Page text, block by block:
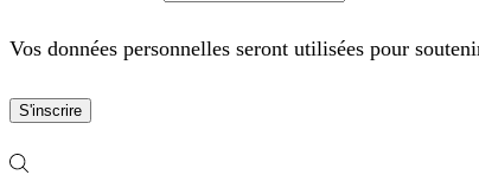
Vos données personnelles seront utilisées pour
S'inscrire